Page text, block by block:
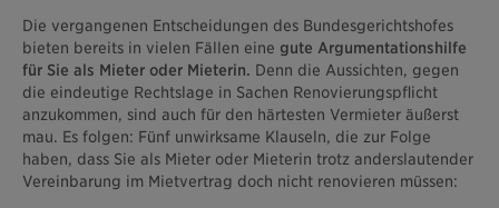
Die vergangenen Entscheidungen des Bundesgerichtshofes
bieten bereits in vielen Fällen eine gute Argumentationshilfe
für Sie als Mieter oder Mieterin. Denn die Aussichten, gegen
die eindeutige Rechtslage in Sachen Renovierungspflicht
anzukommen, sind auch für den härtesten Vermieter äußerst
mau. Es folgen: Fünf unwirksame Klauseln, die zur Folge
haben, dass Sie als Mieter oder Mieterin trotz anderslautender
Vereinbarung im Mietvertrag doch nicht renovieren müssen: